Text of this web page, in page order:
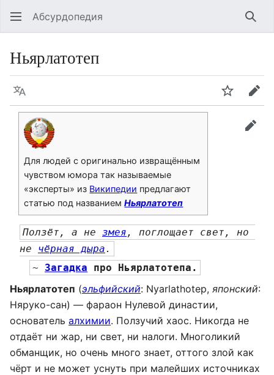
Абсурдопедия
Ньярлатотеп
Язык
Для людей с оригинально извращённым
чувством юмора так называемые
«эксперты» из Википедии предлагают
статью под названиемНьярлатотеп
Ползёт, а не змея , поглощает свет, но
не чёрная дыра.
~ Загадка про Ньярлатотепа.
Ньярлатотеп (эльфийский: Nyarlathotep, японский:
Няруко-сан) — фараон Нулевой династии,
основатель алхимии. Ползучий хаос. Никогда не
отдаёт ни жар, ни свет, ни налоги. Многоликий
обманщик, но очень много знает, оттого злой как
чёрт и не может уснуть при малейших источниках